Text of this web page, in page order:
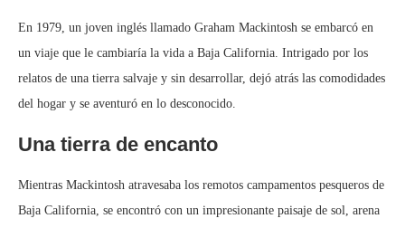
En 1979, un joven inglés llamado Graham Mackintosh se embarcó en
un viaje que le cambiaría la vida a Baja California. Intrigado por los
relatos de una tierra salvaje y sin desarrollar, dejó atrás las comodidades
del hogar y se aventuró en lo desconocido.
Una tierra de encanto
Mientras Mackintosh atravesaba los remotos campamentos pesqueros de
Baja California, se encontró con un impresionante paisaje de sol, arena